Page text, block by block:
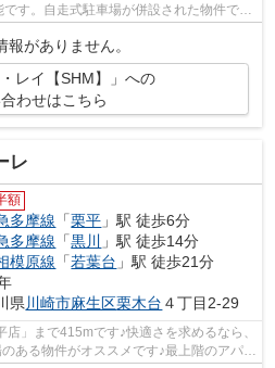
す。自走式駐車場が併設された物件で
しょうか...
報がありません。
・レイ【SHM】」への
わせはこちら
レ
額
多摩線 「栗平 」駅 徒歩6分
多摩線 「黒川
」駅 徒歩14分
模原線 「若葉台 」駅 徒歩21分
県川崎市麻生区栗木台 ４丁目2-29
」まで415mです♪快適さを求めるなら、
ある物件がオススメです♪最上階のアパー